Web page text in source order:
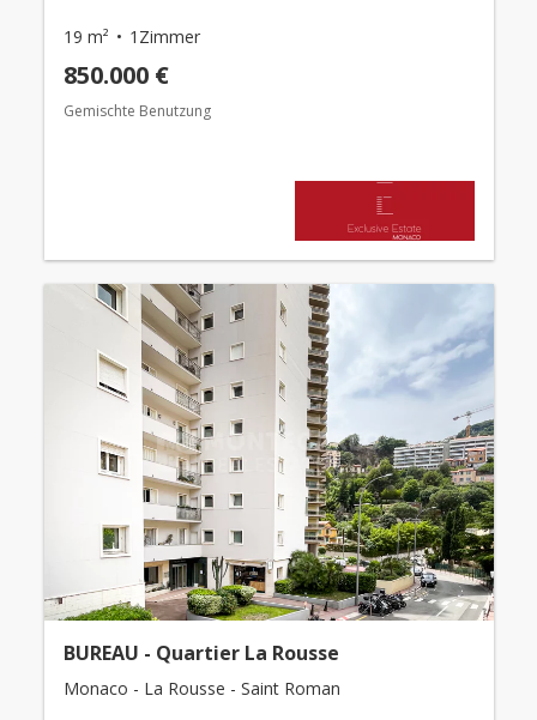
19 m² 1Zimmer
850.000 €
Gemischte Benutzung
BUREAU - Quartier La Rousse
Monaco - La Rousse - Saint Roman